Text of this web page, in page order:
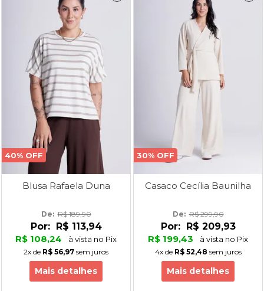
40% OFF
Blusa Rafaela Duna
De: R$ 189,90
Por:
R$ 113,94
R$ 108,24
à vista no Pix
2x de R$ 56,97 sem juros
Mais detalhes
30% OFF
Casaco Cecília Baunilha
De: R$ 299,90
Por:
R$ 209,93
R$ 199,43
à vista no Pix
4xde R$ 52,48 sem juros
Mais detalhes